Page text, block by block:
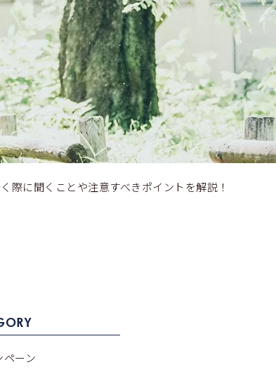
際に聞くことや注意すべきポイントを解説！
ペーン